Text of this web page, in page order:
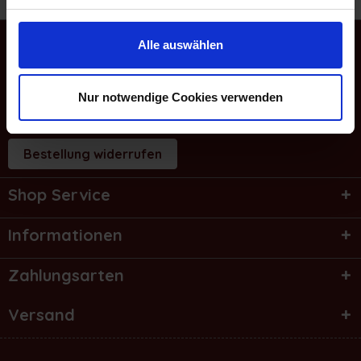
Alle auswählen
Nur notwendige Cookies verwenden
E-Mail
Service Hotline
Bestellung widerrufen
Shop Service
Informationen
Zahlungsarten
Versand